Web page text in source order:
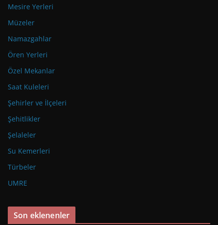
Mesire Yerleri
Müzeler
Namazgahlar
Ören Yerleri
Özel Mekanlar
Saat Kuleleri
Şehirler ve İlçeleri
Şehitlikler
Şelaleler
Su Kemerleri
Türbeler
UMRE
Son eklenenler